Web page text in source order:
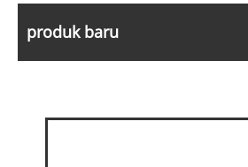
produk baru